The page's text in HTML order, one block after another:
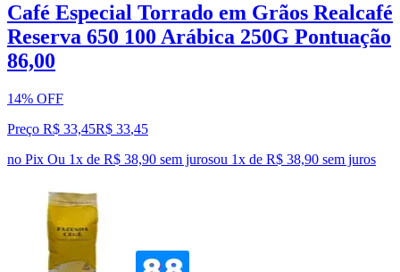
Café Especial Torrado em Grãos Realcafé
Reserva 650 100 Arábica 250G Pontuação
86,00
14% OFF
Preço R$ 33,45R$ 33,45
no Pix Ou 1x de R$ 38,90 sem jurosou 1x de R$ 38,90 sem juros